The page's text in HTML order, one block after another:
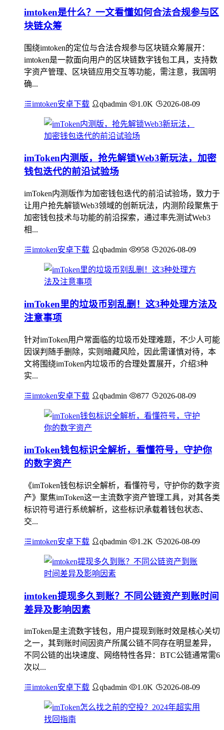
imtoken是什么？一文看懂如何合法合规参与区
块链众筹
围绕imtoken的定位与合法合规参与区块链众筹展开：
imtoken是一款面向用户的区块链数字钱包工具，支持数
字资产管理、区块链应用交互等功能，需注意，我国明
确...
imtoken安卓下载 qbadmin 1.0K 2026-08-09
imToken内测版，抢先解锁Web3新玩法，加密
钱包迭代的前沿试验场
imToken内测版作为加密钱包迭代的前沿试验场，致力于
让用户抢先解锁Web3领域的创新玩法，内测阶段聚焦于
加密钱包技术与功能的前沿探索，通过率先测试Web3
相...
imtoken安卓下载 qbadmin 958 2026-08-09
imToken里的垃圾币别乱删！这3种处理方法及
注意事项
针对imToken用户常面临的垃圾币处理难题，不少人可能
因误判随手删除，实则暗藏风险，因此需谨慎对待，本
文将围绕imToken内垃圾币的合理处置展开，介绍3种
实...
imtoken安卓下载 qbadmin 877 2026-08-09
imToken钱包标识全解析，看懂符号，守护你
的数字资产
《imToken钱包标识全解析，看懂符号，守护你的数字资
产》聚焦imToken这一主流数字资产管理工具，对其各类
标识符号进行系统解析，这些标识承载着钱包状态、
交...
imtoken安卓下载 qbadmin 1.2K 2026-08-09
imtoken提现多久到账？不同公链资产到账时间
差异及影响因素
imToken是主流数字钱包，用户提现到账时效是核心关切
之一，其到账时间因资产所属公链不同存在明显差异，
不同公链的出块速度、网络特性各异：BTC公链通常需6
次以...
imtoken安卓下载 qbadmin 1.0K 2026-08-09